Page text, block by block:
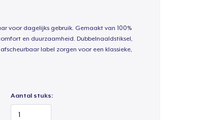
voor dagelijks gebruik. Gemaakt van 100%
en duurzaamheid. Dubbelnaaldstiksel,
label zorgen voor een klassieke,
Aantal stuks: